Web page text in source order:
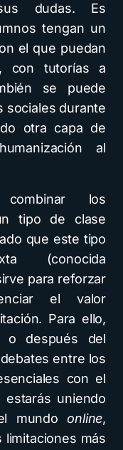
dudas. Es
tengan un
el que puedan
con tutorías a
se puede
sociales durante
otra capa de
al
los
tipo de clase
que este tipo
(conocida
para reforzar
el valor
Para ello,
o después del
entre los
con el
uniendo
mundoonline,
limitaciones más